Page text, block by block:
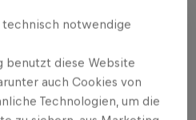
MotoGP™, Moto2,
Bull Rookies Cup
Welt am Red Bull Ring
notwendige
benutzt diese Website
auch Cookies von
Technologien, um die